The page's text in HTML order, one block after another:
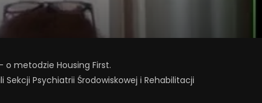
o metodzie Housing First.
Psychiatrii Środowiskowej i Rehabilitacji